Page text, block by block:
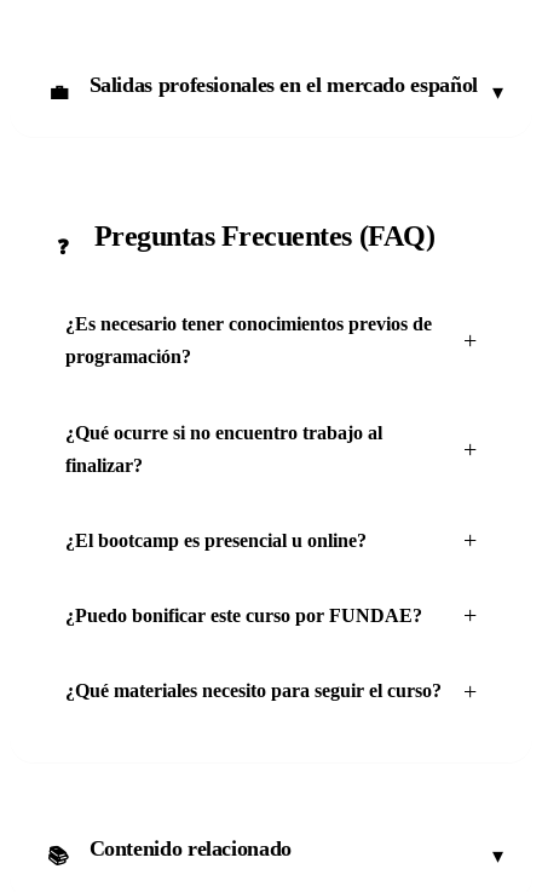
💼 Salidas profesionales en el mercado español ▾
❓ Preguntas Frecuentes (FAQ)
¿Es necesario tener conocimientos previos de
programación?
¿Qué ocurre si no encuentro trabajo al
finalizar?
¿El bootcamp es presencial u online?
¿Puedo bonificar este curso por FUNDAE?
¿Qué materiales necesito para seguir el curso?
📚 Contenido relacionado ▾